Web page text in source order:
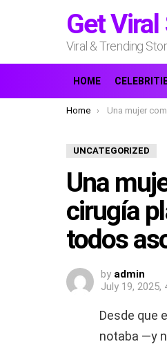
Get
Viral & Trending
HOME
You are here:
Home Una mujer comparte los resultados
UNCATEGORIZED
Una
cirugía
todos
by admin
July 19, 2025,
Desde que
notaba —y